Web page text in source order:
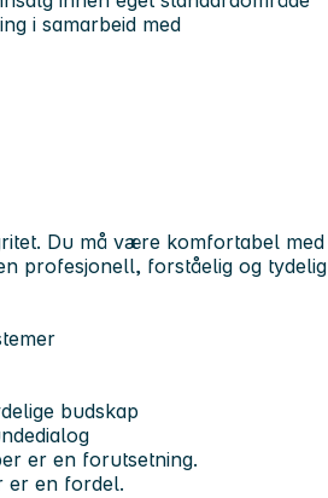
i samarbeid med
Du må være komfortabel med
profesjonell, forståelig og tydelig
budskap
er en forutsetning.
er en fordel.